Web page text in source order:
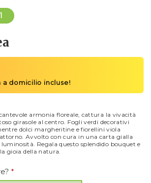
armonia floreale, cattura la vivacità
girasole al centro. Fogli verdi decorativi
dolci margheritine e fiorellini viola
Avvolto con cura in una carta gialla
Regala questo splendido bouquet e
gioia della natura.
*